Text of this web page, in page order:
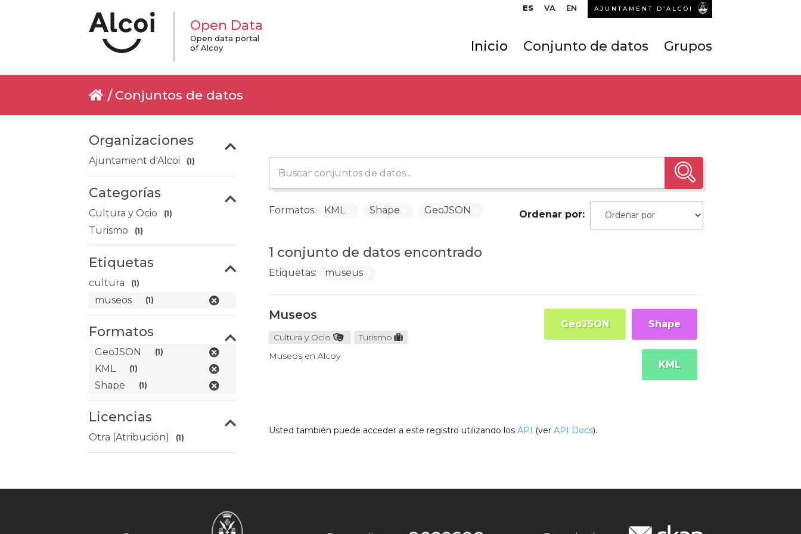
ES VA EN AJUNTAMENT D’ALCOI
Open Data
Open data portal
of Alcoy
Inicio Conjunto de datos Grupos
Conjuntos de datos
Organizaciones
Ajuntament d'Alcoi (1)
Categorías
Cultura y Ocio (1)
Turismo (1)
Etiquetas
cultura (1)
museos (1)
Formatos
GeoJSON (1)
KML (1)
Shape (1)
Licencias
Otra (Atribución) (1)
Ordenar por
1 conjunto de datos encontrado
Formatos: KML Shape GeoJSON
Etiquetas: museus
Museos
Cultura y Ocio
Turismo
Museos en Alcoy
Shape
GeoJSON
KML
Usted también puede acceder a este registro utilizando los API (ver API Docs).